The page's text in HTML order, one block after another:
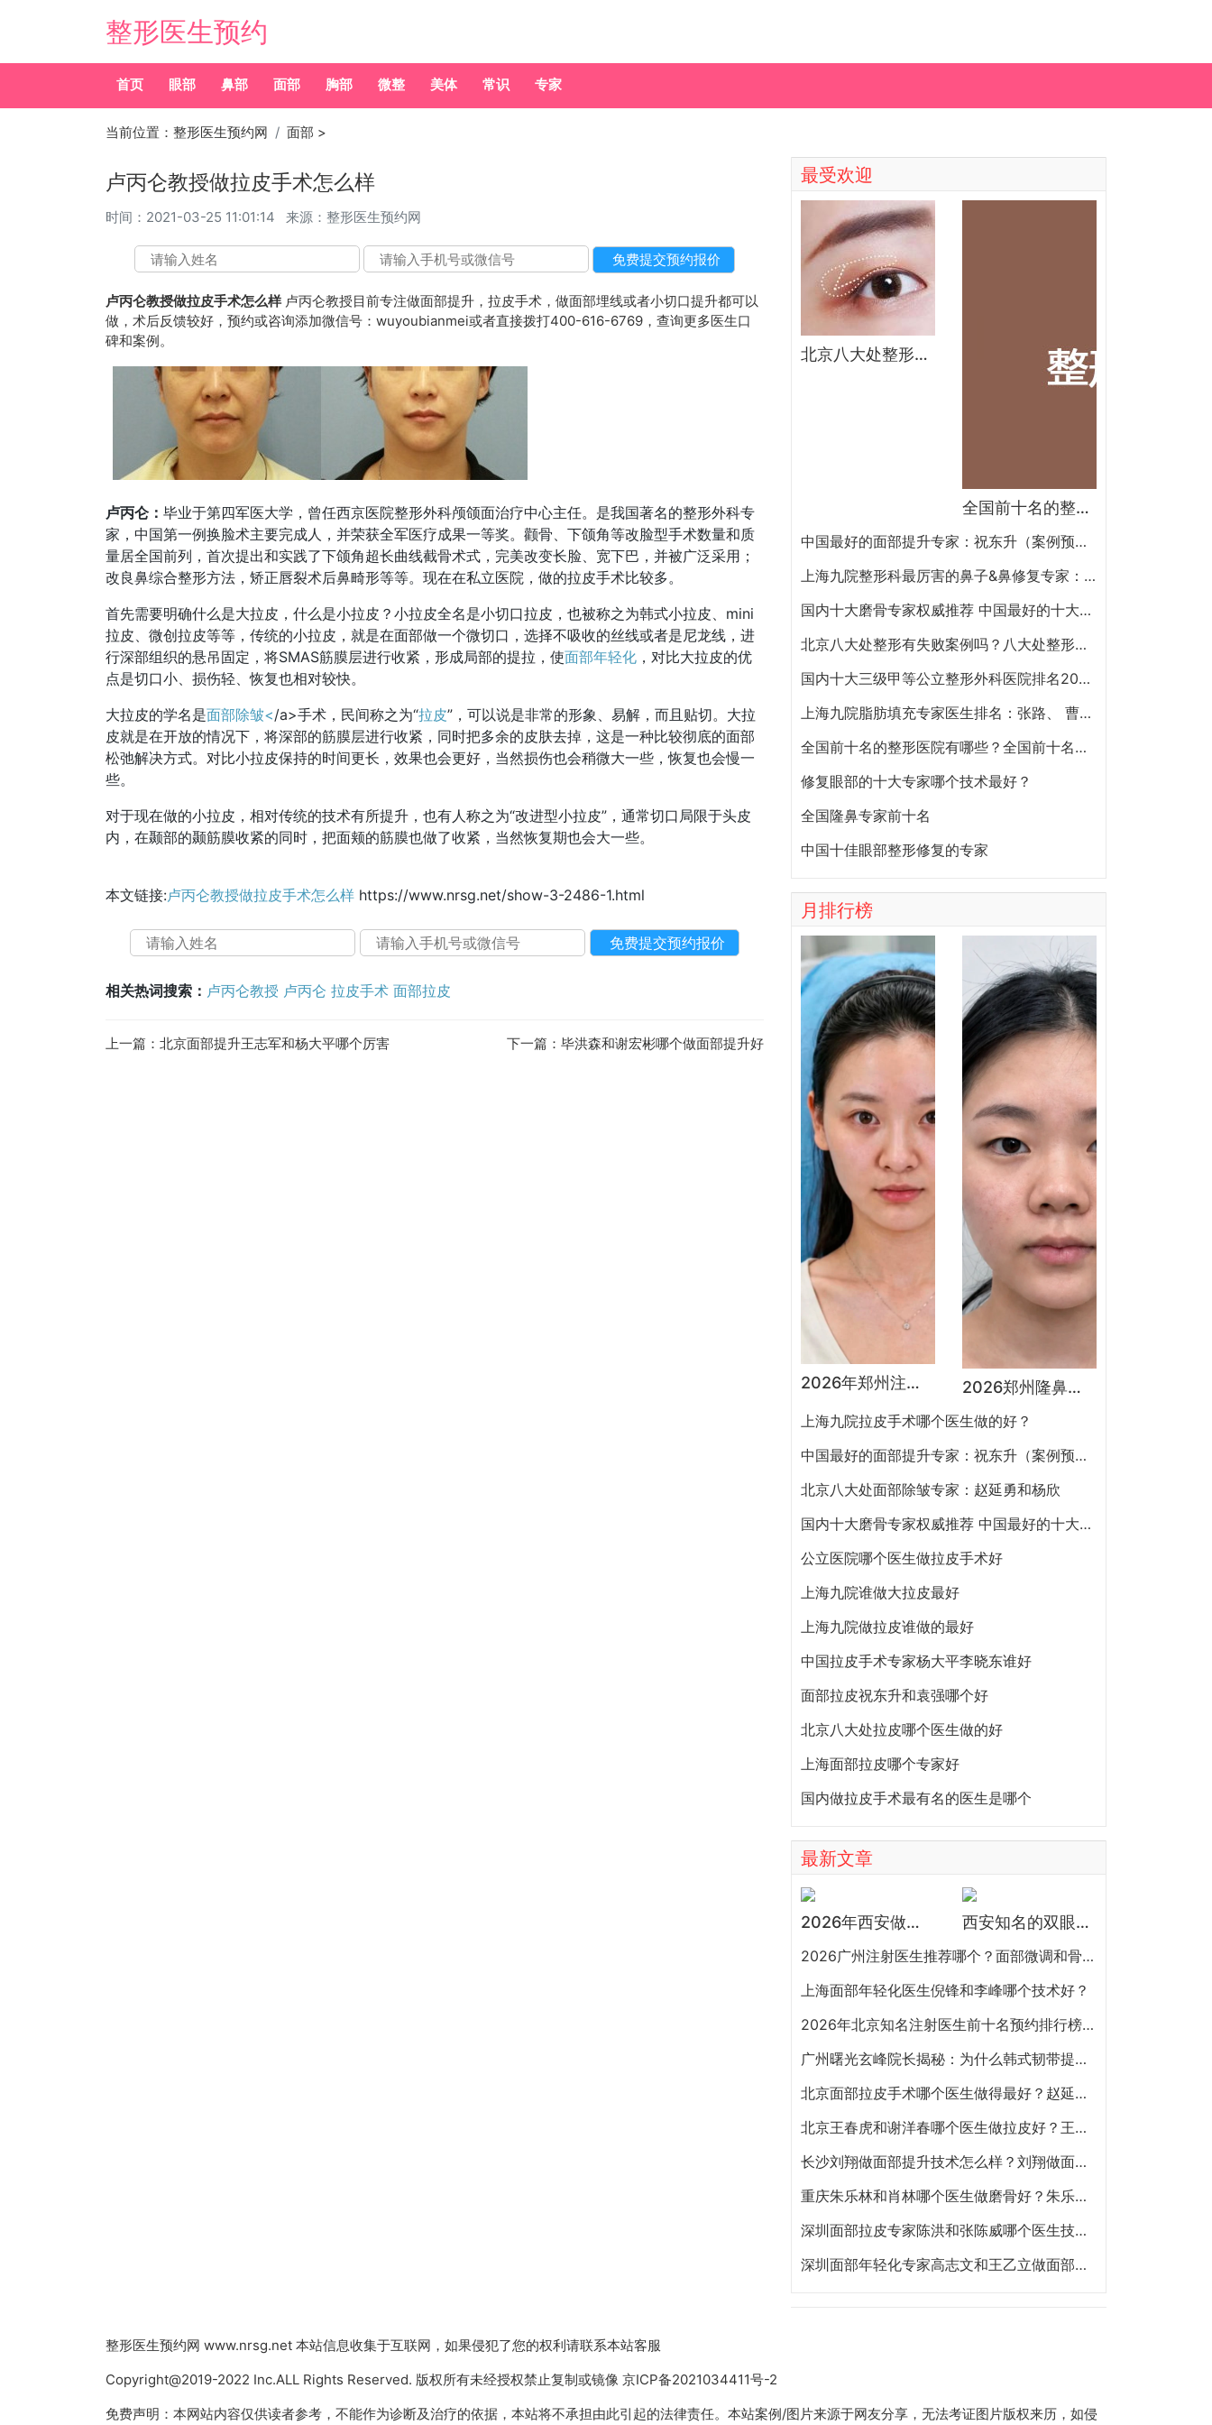
整形医生预约
首页 眼部 鼻部 面部 胸部 微整 美体 常识 专家
当前位置： 整形医生预约网 面部 >
卢丙仑教授做拉皮手术怎么样
时间： 2021-03-25 11:01:14 来源：整形医生预约网
卢丙仑教授做拉皮手术怎么样 卢丙仑教授目前专注做面部提升，拉皮手术，做面部埋线或者小切口提升都可以
做，术后反馈较好，预约或咨询添加微信号：wuyoubianmei或者直接拨打400-616-6769，查询更多医生口
碑和案例。
卢丙仑： 毕业于第四军医大学，曾任西京医院整形外科颅颌面治疗中心主任。是我国著名的整形外科专
家，中国第一例换脸术主要完成人，并荣获全军医疗成果一等奖。颧骨、下颌角等改脸型手术数量和质
量居全国前列，首次提出和实践了下颌角超长曲线截骨术式，完美改变长脸、宽下巴，并被广泛采用；
改良鼻综合整形方法，矫正唇裂术后鼻畸形等等。现在在私立医院，做的拉皮手术比较多。
首先需要明确什么是大拉皮，什么是小拉皮？小拉皮全名是小切口拉皮，也被称之为韩式小拉皮、mini
拉皮、微创拉皮等等，传统的小拉皮，就是在面部做一个微切口，选择不吸收的丝线或者是尼龙线，进
行深部组织的悬吊固定，将SMAS筋膜层进行收紧，形成局部的提拉，使面部年轻化 ，对比大拉皮的优
点是切口小、损伤轻、恢复也相对较快。
大拉皮的学名是面部除皱</a>手术，民间称之为“拉皮”，可以说是非常的形象、易解，而且贴切。大拉
皮就是在开放的情况下，将深部的筋膜层进行收紧，同时把多余的皮肤去掉，这是一种比较彻底的面部
松弛解决方式。对比小拉皮保持的时间更长，效果也会更好，当然损伤也会稍微大一些，恢复也会慢一
些。
对于现在做的小拉皮，相对传统的技术有所提升，也有人称之为“改进型小拉皮”，通常切口局限于头皮
内，在颞部的颞筋膜收紧的同时，把面颊的筋膜也做了收紧，当然恢复期也会大一些。
本文链接:卢丙仑教授做拉皮手术怎么样 https://www.nrsg.net/show-3-2486-1.html
相关热词搜索： 卢丙仑教授 卢丙仑 拉皮手术 面部拉皮
上一篇： 北京面部提升王志军和杨大平哪个厉害 下一篇： 毕洪森和谢宏彬哪个做面部提升好
最受欢迎
北京八大处整形医院双眼皮做得最好的医生和价格大全
全国前十名的整形医院（私立篇）全国前十名的私立整形医院排名大全
中国最好的面部提升专家：祝东升（案例预约）五层面部提升怎么样？
上海九院整形科最厉害的鼻子&鼻修复专家：李圣利（简介、案例、预约）
国内十大磨骨专家权威推荐 中国最好的十大磨骨专家排名
北京八大处整形有失败案例吗？八大处整形失败后悔怎么办？怎么投诉？
国内十大三级甲等公立整形外科医院排名2020年
上海九院脂肪填充专家医生排名：张路、 曹卫刚、余力（简介、案例、预约）
全国前十名的整形医院有哪些？全国前十名的公立三甲整形医院排名大全
修复眼部的十大专家哪个技术最好？
全国隆鼻专家前十名
中国十佳眼部整形修复的专家
月排行榜
2026年郑州注射抗衰医生预约排行榜：徐建平、张歌、赵永华、张婉霞、王妍芝、唐喜、李娟、朱怡梦哪个好？ 2026郑州隆鼻专家有哪些？胡志成、周蔚、张海洋、王启立、张鹏、李冰谁做鼻子更好？
上海九院拉皮手术哪个医生做的好？
中国最好的面部提升专家：祝东升（案例预约）五层面部提升怎么样？
北京八大处面部除皱专家：赵延勇和杨欣
国内十大磨骨专家权威推荐 中国最好的十大磨骨专家排名
公立医院哪个医生做拉皮手术好
上海九院谁做大拉皮最好
上海九院做拉皮谁做的最好
中国拉皮手术专家杨大平李晓东谁好
面部拉皮祝东升和袁强哪个好
北京八大处拉皮哪个医生做的好
上海面部拉皮哪个专家好
国内做拉皮手术最有名的医生是哪个
最新文章
2026年西安做鼻子专家预约排行榜TOP5：曾熬、霍玉旺、房志强、蒋立、刘宝军哪个更好？ 西安知名的双眼皮医生都有谁？宋蔚、张沙沙、韩钰博、王璇、张文军谁做双眼皮更好？
2026广州注射医生推荐哪个？面部微调和骨相注射陈超越、赵江辉、张少伟、曾东、玄峰、邓咏谁好？
上海面部年轻化医生倪锋和李峰哪个技术好？
2026年北京知名注射医生前十名预约排行榜大全 擅长面部抗衰、皮贴骨、面部轮廓的注射医生哪个最好？
广州曙光玄峰院长揭秘：为什么韩式韧带提升能避免面部臃肿？
北京面部拉皮手术哪个医生做得最好？赵延勇、杜太超、王春虎、袁强谁做提升好？
北京王春虎和谢洋春哪个医生做拉皮好？王春虎和谢洋春面部提升谁技术更好？
长沙刘翔做面部提升技术怎么样？刘翔做面部提升多少钱？
重庆朱乐林和肖林哪个医生做磨骨好？朱乐林和肖林磨骨改脸型预约电话
深圳面部拉皮专家陈洪和张陈威哪个医生技术好？陈洪和张陈威面部提升谁好？
深圳面部年轻化专家高志文和王乙立做面部提升哪个技术好？高志文和王乙立预约咨询电话
整形医生预约网 www.nrsg.net 本站信息收集于互联网，如果侵犯了您的权利请联系本站客服
Copyright@2019-2022 Inc.ALL Rights Reserved. 版权所有未经授权禁止复制或镜像 京ICP备2021034411号-2
免费声明：本网站内容仅供读者参考，不能作为诊断及治疗的依据，本站将不承担由此引起的法律责任。本站案例/图片来源于网友分享，无法考证图片版权来历，如侵